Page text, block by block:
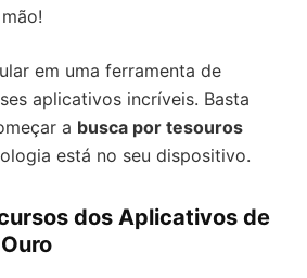
em uma ferramenta de
aplicativos incríveis. Basta
a busca por tesouros
está no seu dispositivo.
dos Aplicativos de